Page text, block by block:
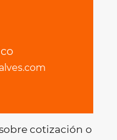
cotización o